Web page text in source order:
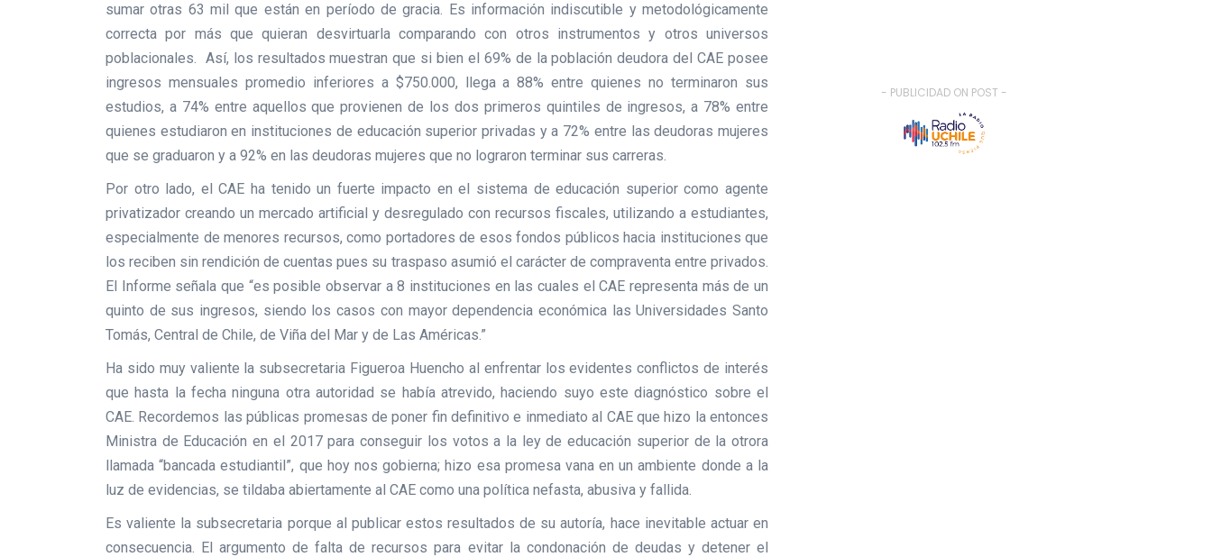
sumar otras 63 mil que están en período de gracia. Es información indiscutible y metodológicamente
correcta por más que quieran desvirtuarla comparando con otros instrumentos y otros universos
poblacionales. Así, los resultados muestran que si bien el 69% de la población deudora del CAE posee
ingresos mensuales promedio inferiores a $750.000, llega a 88% entre quienes no terminaron sus
estudios, a 74% entre aquellos que provienen de los dos primeros quintiles de ingresos, a 78% entre
quienes estudiaron en instituciones de educación superior privadas y a 72% entre las deudoras mujeres
que se graduaron y a 92% en las deudoras mujeres que no lograron terminar sus carreras.
Por otro lado, el CAE ha tenido un fuerte impacto en el sistema de educación superior como agente
privatizador creando un mercado artificial y desregulado con recursos fiscales, utilizando a estudiantes,
especialmente de menores recursos, como portadores de esos fondos públicos hacia instituciones que
los reciben sin rendición de cuentas pues su traspaso asumió el carácter de compraventa entre privados.
El Informe señala que “es posible observar a 8 instituciones en las cuales el CAE representa más de un
quinto de sus ingresos, siendo los casos con mayor dependencia económica las Universidades Santo
Tomás, Central de Chile, de Viña del Mar y de Las Américas.”
Ha sido muy valiente la subsecretaria Figueroa Huencho al enfrentar los evidentes conflictos de interés
que hasta la fecha ninguna otra autoridad se había atrevido, haciendo suyo este diagnóstico sobre el
CAE. Recordemos las públicas promesas de poner fin definitivo e inmediato al CAE que hizo la entonces
Ministra de Educación en el 2017 para conseguir los votos a la ley de educación superior de la otrora
llamada “bancada estudiantil”, que hoy nos gobierna; hizo esa promesa vana en un ambiente donde a la
luz de evidencias, se tildaba abiertamente al CAE como una política nefasta, abusiva y fallida.
Es valiente la subsecretaria porque al publicar estos resultados de su autoría, hace inevitable actuar en
consecuencia. El argumento de falta de recursos para evitar la condonación de deudas y detener el
- PUBLICIDAD ON POST -